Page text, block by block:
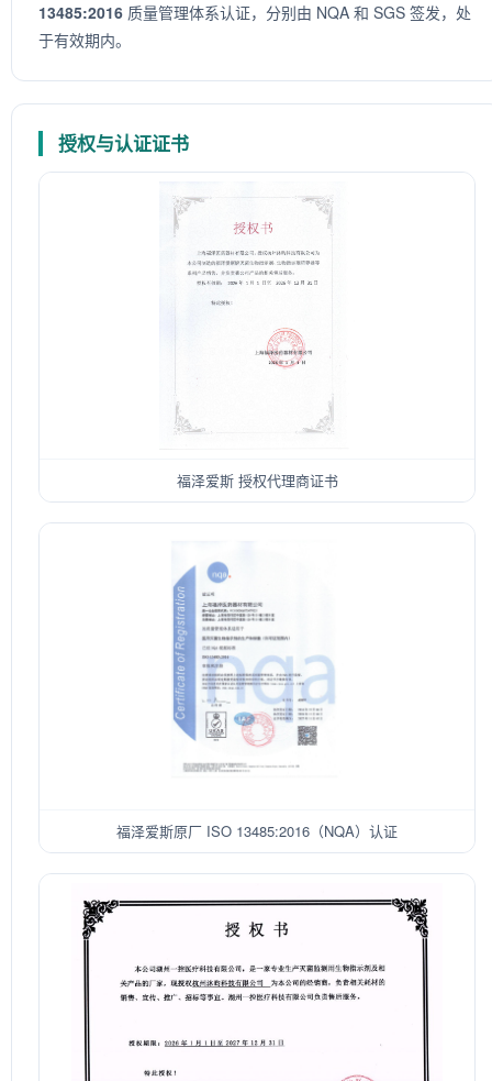
13485:2016 质量管理体系认证，分别由 NQA 和 SGS 签发，处
于有效期内。
授权与认证证书
福泽爱斯 授权代理商证书
福泽爱斯原厂 ISO 13485:2016（NQA）认证